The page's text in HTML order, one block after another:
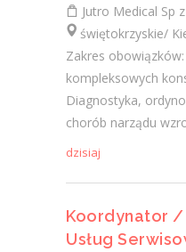
Jutro Medical Sp
świętokrzyskie/
Zakres
kompleksowych
Diagnostyka,
chorób narządu
dzisiaj
Koordynator
Usług